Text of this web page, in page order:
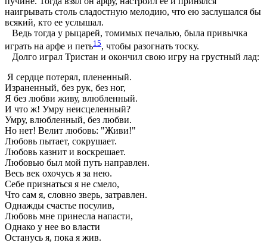
наигрывать столь сладостную мелодию, что ею заслушался бы
всякий, кто ее услышал.
Ведь тогда у рыцарей, томимых печалью, была привычка
играть на арфе и петь15, чтобы разогнать тоску.
Долго играл Тристан и окончил свою игру на грустный лад:
Я сердце потерял, плененный.
Израненный, без рук, без ног,
Я без любви живу, влюбленный.
И что ж! Умру неисцеленный?
Умру, влюбленный, без любви.
Но нет! Велит любовь: "Живи!"
Любовь пытает, сокрушает.
Любовь казнит и воскрешает.
Любовью был мой путь направлен.
Весь век охочусь я за нею.
Себе признаться я не смело,
Что сам я, словно зверь, затравлен.
Однажды счастье посулив,
Любовь мне принесла напасти,
Однако у нее во власти
Останусь я, пока я жив.